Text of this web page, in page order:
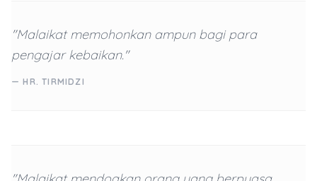
"Malaikat memohonkan ampun bagi para
pengajar kebaikan."
— HR. TIRMIDZI